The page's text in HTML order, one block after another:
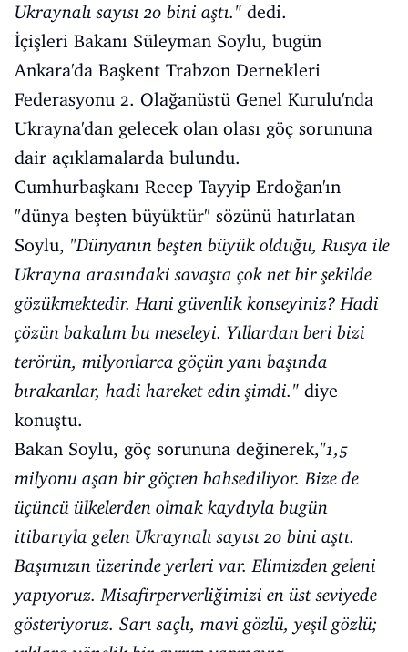
Ukraynalı sayısı 20 bini aştı." dedi.
İçişleri Bakanı Süleyman Soylu, bugün
Ankara'da Başkent Trabzon Dernekleri
Federasyonu 2. Olağanüstü Genel Kurulu'nda
Ukrayna'dan gelecek olan olası göç sorununa
dair açıklamalarda bulundu.
Cumhurbaşkanı Recep Tayyip Erdoğan'ın
"dünya beşten büyüktür" sözünü hatırlatan
Soylu, "Dünyanın beşten büyük olduğu, Rusya ile
Ukrayna arasındaki savaşta çok net bir şekilde
gözükmektedir. Hani güvenlik konseyiniz? Hadi
çözün bakalım bu meseleyi. Yıllardan beri bizi
terörün, milyonlarca göçün yanı başında
bırakanlar, hadi hareket edin şimdi." diye
konuştu.
Bakan Soylu, göç sorununa değinerek,"1,5
milyonu aşan bir göçten bahsediliyor. Bize de
üçüncü ülkelerden olmak kaydıyla bugün
itibarıyla gelen Ukraynalı sayısı 20 bini aştı.
Başımızın üzerinde yerleri var. Elimizden geleni
yapıyoruz. Misafirperverliğimizi en üst seviyede
gösteriyoruz. Sarı saçlı, mavi gözlü, yeşil gözlü;